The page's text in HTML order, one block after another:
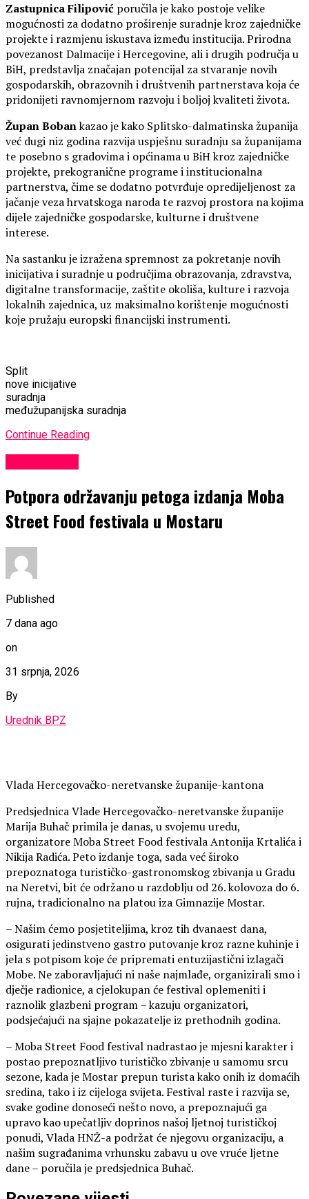
Zastupnica Filipović poručila je kako postoje velike
mogućnosti za dodatno proširenje suradnje kroz zajedničke
projekte i razmjenu iskustava između institucija. Prirodna
povezanost Dalmacije i Hercegovine, ali i drugih područja u
BiH, predstavlja značajan potencijal za stvaranje novih
gospodarskih, obrazovnih i društvenih partnerstava koja će
pridonijeti ravnomjernom razvoju i boljoj kvaliteti života.
Župan Bobankazao je kako Splitsko-dalmatinska županija
već dugi niz godina razvija uspješnu suradnju sa županijama
te posebno s gradovima i općinama u BiH kroz zajedničke
projekte, prekogranične programe i institucionalna
partnerstva, čime se dodatno potvrđuje opredijeljenost za
jačanje veza hrvatskoga naroda te razvoj prostora na kojima
dijele zajedničke gospodarske, kulturne i društvene
interese.
Na sastanku je izražena spremnost za pokretanje novih
inicijativa i suradnje u područjima obrazovanja, zdravstva,
digitalne transformacije, zaštite okoliša, kulture i razvoja
lokalnih zajednica, uz maksimalno korištenje mogućnosti
koje pružaju europski financijski instrumenti.
Split
nove inicijative
suradnja
međužupanijska suradnja
Continue Reading
Potpora održavanju petoga izdanja Moba
Street Food festivala u Mostaru
Published
7 dana ago
on
31 srpnja, 2026
By
Urednik BPZ
Vlada Hercegovačko-neretvanske županije-kantona
Predsjednica Vlade Hercegovačko-neretvanske županije
Marija Buhač primila je danas, u svojemu uredu,
organizatore Moba Street Food festivala Antonija Krtalića i
Nikija Radića. Peto izdanje toga, sada već široko
prepoznatoga turističko-gastronomskog zbivanja u Gradu
na Neretvi, bit će održano u razdoblju od 26. kolovoza do 6.
rujna, tradicionalno na platou iza Gimnazije Mostar.
– Našim ćemo posjetiteljima, kroz tih dvanaest dana,
osigurati jedinstveno gastro putovanje kroz razne kuhinje i
jela s potpisom koje će pripremati entuzijastični izlagači
Mobe. Ne zaboravljajući ni naše najmlađe, organizirali smo i
dječje radionice, a cjelokupan će festival oplemeniti i
raznolik glazbeni program – kazuju organizatori,
podsjećajući na sjajne pokazatelje iz prethodnih godina.
– Moba Street Food festival nadrastao je mjesni karakter i
postao prepoznatljivo turističko zbivanje u samomu srcu
sezone, kada je Mostar prepun turista kako onih iz domaćih
sredina, tako i iz cijeloga svijeta. Festival raste i razvija se,
svake godine donoseći nešto novo, a prepoznajući ga
upravo kao upečatljiv doprinos našoj ljetnoj turističkoj
ponudi, Vlada HNŽ-a podržat će njegovu organizaciju, a
našim sugrađanima vrhunsku zabavu u ove vruće ljetne
dane – poručila je predsjednica Buhač.